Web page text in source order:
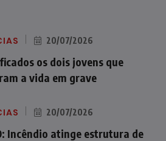
20/07/2026
os dois jovens que
a vida em grave
20/07/2026
Incêndio atinge estrutura de